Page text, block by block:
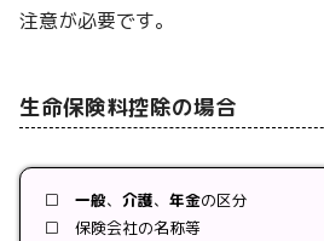
注意が必要です。
生命保険料控除の場合
□ 一般、 介護、 年金の区分
□ 保険会社の名称等